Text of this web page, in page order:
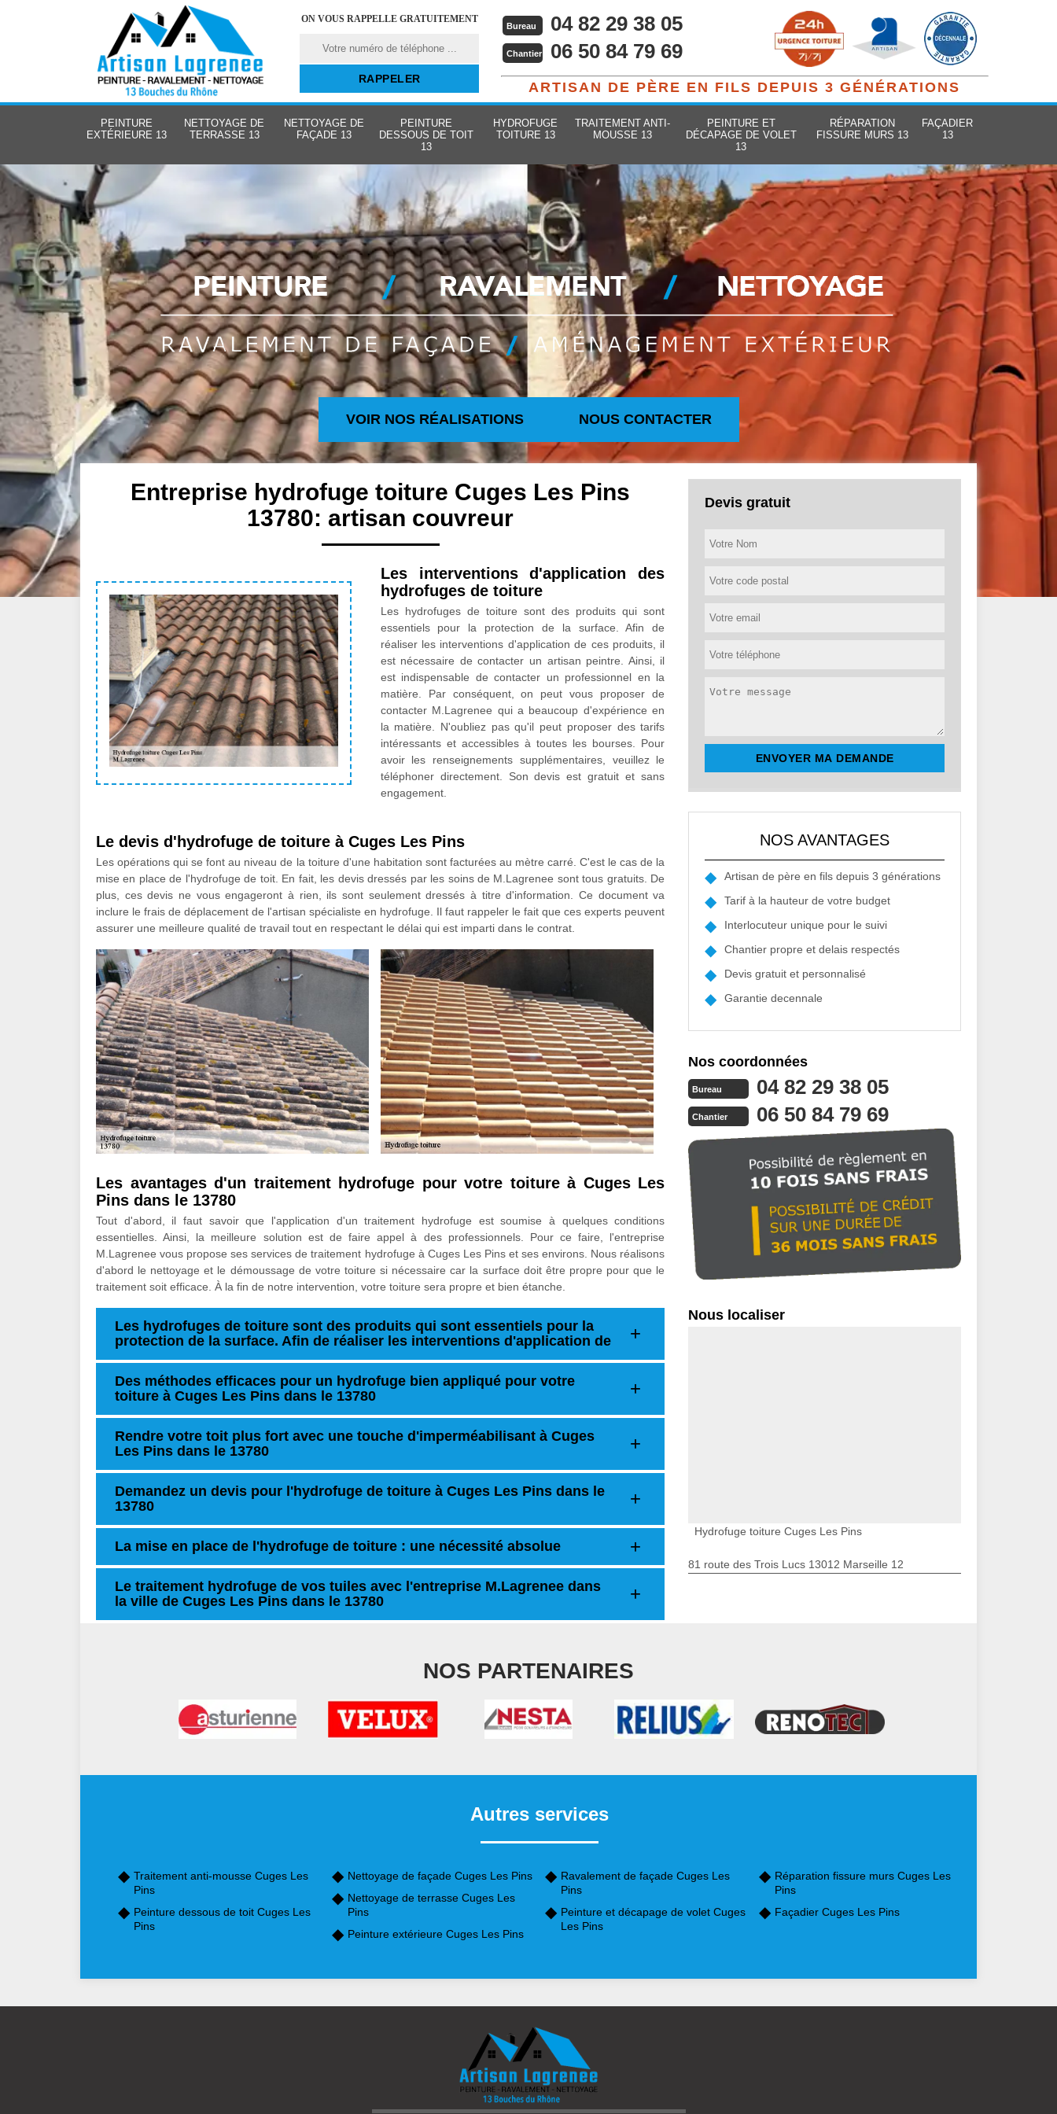
ON VOUS RAPPELLE GRATUITEMENT
Bureau 04 82 29 38 05
Chantier 06 50 84 79 69
ARTISAN DE PÈRE EN FILS DEPUIS 3 GÉNÉRATIONS
PEINTURE
EXTÉRIEURE 13
NETTOYAGE DE
TERRASSE 13
NETTOYAGE DE
FAÇADE 13
PEINTURE
DESSOUS DE TOIT
13
HYDROFUGE
TOITURE 13
TRAITEMENT ANTI-
MOUSSE 13
PEINTURE ET
DÉCAPAGE DE VOLET
13
RÉPARATION
FISSURE MURS 13
FAÇADIER
13
VOIR NOS RÉALISATIONS NOUS CONTACTER
Entreprise hydrofuge toiture Cuges Les Pins
13780: artisan couvreur
Les interventions d'application des
hydrofuges de toiture
Les hydrofuges de toiture sont des produits qui sont
essentiels pour la protection de la surface. Afin de
réaliser les interventions d'application de ces produits, il
est nécessaire de contacter un artisan peintre. Ainsi, il
est indispensable de contacter un professionnel en la
matière. Par conséquent, on peut vous proposer de
contacter M.Lagrenee qui a beaucoup d'expérience en
la matière. N'oubliez pas qu'il peut proposer des tarifs
intéressants et accessibles à toutes les bourses. Pour
avoir les renseignements supplémentaires, veuillez le
téléphoner directement. Son devis est gratuit et sans
engagement.
Le devis d'hydrofuge de toiture à Cuges Les Pins
Les opérations qui se font au niveau de la toiture d'une habitation sont facturées au mètre carré. C'est le cas de la
mise en place de l'hydrofuge de toit. En fait, les devis dressés par les soins de M.Lagrenee sont tous gratuits. De
plus, ces devis ne vous engageront à rien, ils sont seulement dressés à titre d'information. Ce document va
inclure le frais de déplacement de l'artisan spécialiste en hydrofuge. Il faut rappeler le fait que ces experts peuvent
assurer une meilleure qualité de travail tout en respectant le délai qui est imparti dans le contrat.
Les avantages d'un traitement hydrofuge pour votre toiture à Cuges Les
Pins dans le 13780
Tout d'abord, il faut savoir que l'application d'un traitement hydrofuge est soumise à quelques conditions
essentielles. Ainsi, la meilleure solution est de faire appel à des professionnels. Pour ce faire, l'entreprise
M.Lagrenee vous propose ses services de traitement hydrofuge à Cuges Les Pins et ses environs. Nous réalisons
d'abord le nettoyage et le démoussage de votre toiture si nécessaire car la surface doit être propre pour que le
traitement soit efficace. À la fin de notre intervention, votre toiture sera propre et bien étanche.
Les hydrofuges de toiture sont des produits qui sont essentiels pour la
protection de la surface. Afin de réaliser les interventions d'application de
Des méthodes efficaces pour un hydrofuge bien appliqué pour votre
toiture à Cuges Les Pins dans le 13780
Rendre votre toit plus fort avec une touche d'imperméabilisant à Cuges
Les Pins dans le 13780
Demandez un devis pour l'hydrofuge de toiture à Cuges Les Pins dans le
13780
La mise en place de l'hydrofuge de toiture : une nécessité absolue
Le traitement hydrofuge de vos tuiles avec l'entreprise M.Lagrenee dans
la ville de Cuges Les Pins dans le 13780
Devis gratuit
NOS AVANTAGES
Artisan de père en fils depuis 3 générations
Tarif à la hauteur de votre budget
Interlocuteur unique pour le suivi
Chantier propre et delais respectés
Devis gratuit et personnalisé
Garantie decennale
Nos coordonnées
Bureau 04 82 29 38 05
Chantier 06 50 84 79 69
Nous localiser
Hydrofuge toiture Cuges Les Pins
81 route des Trois Lucs 13012 Marseille 12
NOS PARTENAIRES
Autres services
Traitement anti-mousse Cuges Les
Pins
Peinture dessous de toit Cuges Les
Pins
Nettoyage de façade Cuges Les Pins
Nettoyage de terrasse Cuges Les
Pins
Peinture extérieure Cuges Les Pins
Ravalement de façade Cuges Les
Pins
Peinture et décapage de volet Cuges
Les Pins
Réparation fissure murs Cuges Les
Pins
Façadier Cuges Les Pins